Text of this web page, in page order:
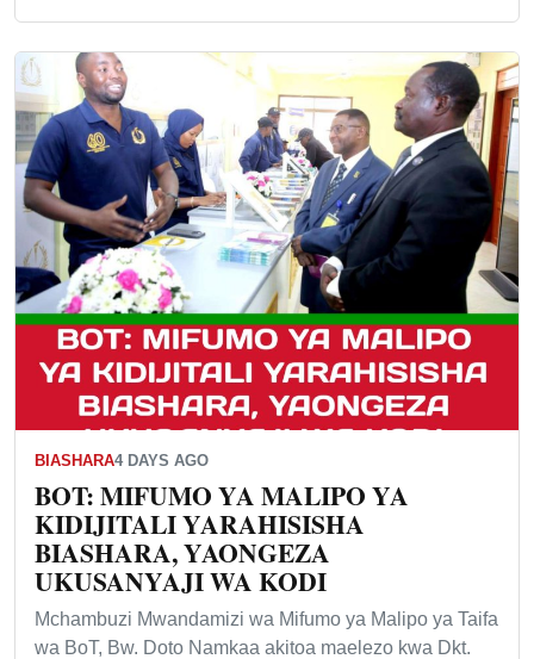
BIASHARA4 DAYS AGO
BOT: MIFUMO YA MALIPO YA
KIDIJITALI YARAHISISHA
BIASHARA, YAONGEZA
UKUSANYAJI WA KODI
Mchambuzi Mwandamizi wa Mifumo ya Malipo ya Taifa
wa BoT, Bw. Doto Namkaa akitoa maelezo kwa Dkt.